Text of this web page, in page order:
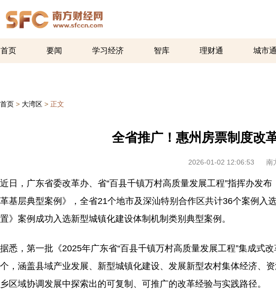
首页 要闻 学习经济 智库 理财通 城市通
首页 > 大湾区 > 正文
全省推广！惠州房票制度改
2026-01-02 12:06:53 南
近日，广东省委改革办、省“百县千镇万村高质量发展工程”指挥办发
革基层典型案例》，全省21个地市及深汕特别合作区共计36个案例入
置》案例成功入选新型城镇化建设体制机制类别典型案例。
据悉，第一批《2025年广东省“百县千镇万村高质量发展工程”集成式
个，涵盖县域产业发展、新型城镇化建设、发展新型农村集体经济、
乡区域协调发展中探索出的可复制、可推广的改革经验与实践路径。